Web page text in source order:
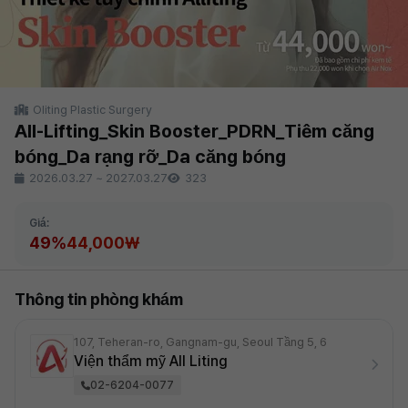
Oliting Plastic Surgery
All-Lifting_Skin Booster_PDRN_Tiêm căng
bóng_Da rạng rỡ_Da căng bóng
2026.03.27 ~ 2027.03.27 323
Giá:
49%44,000₩
Thông tin phòng khám
107, Teheran-ro, Gangnam-gu, Seoul Tầng 5, 6
Viện thẩm mỹ All Liting
02-6204-0077